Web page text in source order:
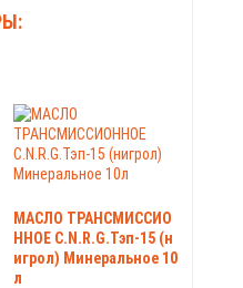
МАСЛО ТРАНСМИССИО
ННОЕ C.N.R.G.Тэп-15 (н
игрол) Минеральное 10
л